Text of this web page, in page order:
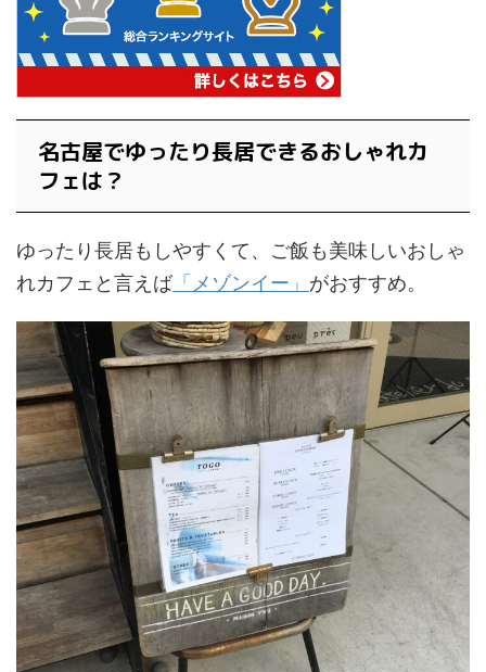
名古屋でゆったり長居できるおしゃれカ
フェは？
ゆったり長居もしやすくて、ご飯も美味しいおしゃ
れカフェと言えば「メゾンイー」 がおすすめ。